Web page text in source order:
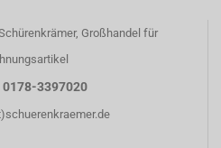
Großhandel für
0178-3397020